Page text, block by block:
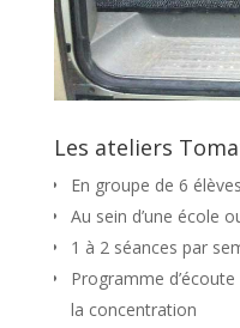
Les ateliers
En groupe de 6 élèves
Au sein d’une école
1 à 2 séances par
Programme
la concentration